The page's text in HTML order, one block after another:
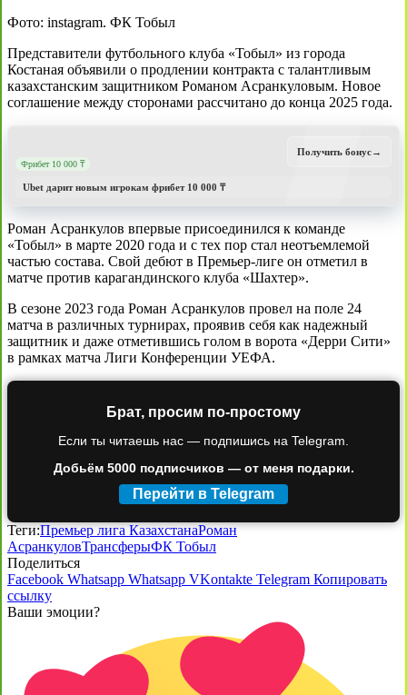
Фото: instagram. ФК Тобыл
Представители футбольного клуба «Тобыл» из города
Костаная объявили о продлении контракта с талантливым
казахстанским защитником Романом Асранкуловым. Новое
соглашение между сторонами рассчитано до конца 2025 года.
Фрибет 10 000 ₸
Ubet дарит новым игрокам фрибет 10 000 ₸
Получить бонус→
Роман Асранкулов впервые присоединился к команде
«Тобыл» в марте 2020 года и с тех пор стал неотъемлемой
частью состава. Свой дебют в Премьер-лиге он отметил в
матче против карагандинского клуба «Шахтер».
В сезоне 2023 года Роман Асранкулов провел на поле 24
матча в различных турнирах, проявив себя как надежный
защитник и даже отметившись голом в ворота «Дерри Сити»
в рамках матча Лиги Конференции УЕФА.
Брат, просим по-простому
Если ты читаешь нас — подпишись на Telegram.
Добьём 5000 подписчиков — от меня подарки.
Перейти в Telegram
Теги:Премьер лига КазахстанаРоман
АсранкуловТрансферыФК Тобыл
Поделиться
Facebook Whatsapp Whatsapp VKontakte Telegram Копировать
ссылку
Ваши эмоции?